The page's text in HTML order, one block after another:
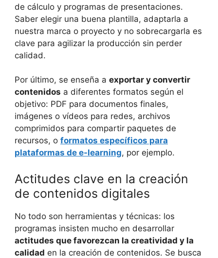
de cálculo y programas de presentaciones.
Saber elegir una buena plantilla, adaptarla a
nuestra marca o proyecto y no sobrecargarla es
clave para agilizar la producción sin perder
calidad.
Por último, se enseña a exportar y convertir
contenidos a diferentes formatos según el
objetivo: PDF para documentos finales,
imágenes o vídeos para redes, archivos
comprimidos para compartir paquetes de
recursos, o formatos específicos para
plataformas de e-learning, por ejemplo.
Actitudes clave en la creación
de contenidos digitales
No todo son herramientas y técnicas: los
programas insisten mucho en desarrollar
actitudes que favorezcan la creatividad y la
calidad en la creación de contenidos. Se busca